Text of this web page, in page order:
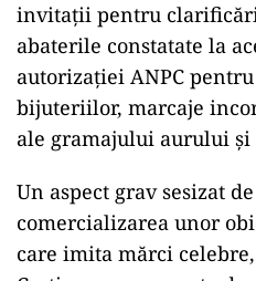
invitații pentru
abaterile constatate la
autorizației ANPC
bijuteriilor, marcaje
ale gramajului aurului și
Un aspect grav sesizat
comercializarea unor
care imita mărci